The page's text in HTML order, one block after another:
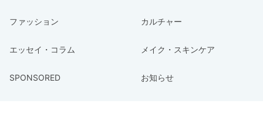
ファッション カルチャー
エッセイ・コラム メイク・スキンケア
SPONSORED お知らせ